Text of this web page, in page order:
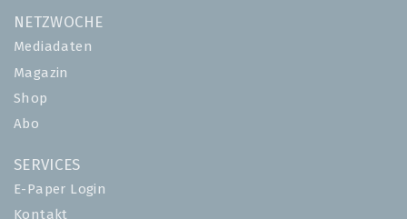
NETZWOCHE
Mediadaten
Magazin
Shop
Abo
SERVICES
E-Paper Login
Kontakt